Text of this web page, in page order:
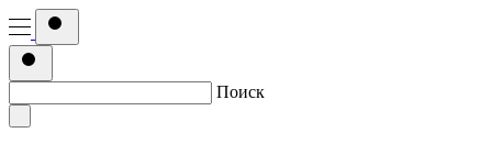
Поиск